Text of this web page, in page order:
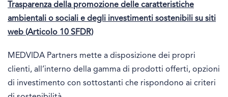
Trasparenza della promozione delle caratteristiche
ambientali o sociali e degli investimenti sostenibili su siti
web (Articolo 10 SFDR)
MEDVIDA Partners mette a disposizione dei propri
clienti, all’interno della gamma di prodotti offerti, opzioni
di investimento con sottostanti che rispondono ai criteri